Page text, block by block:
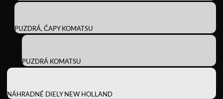
PUZDRÁ, ČAPY KOMATSU
PUZDRÁ KOMATSU
NÁHRADNÉ DIELY NEW HOLLAND